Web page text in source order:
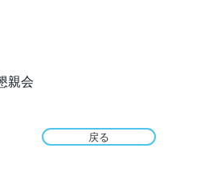
親会
戻る